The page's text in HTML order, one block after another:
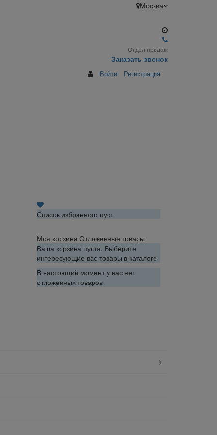
Москва
Отдел продаж
Заказать звонок
Войти Регистрация
Список избранного пуст
Моя корзина Отложенные товары
Ваша корзина пуста. Выберите
интересующие вас товары в каталоге
В настоящий момент у вас нет
отложенных товаров